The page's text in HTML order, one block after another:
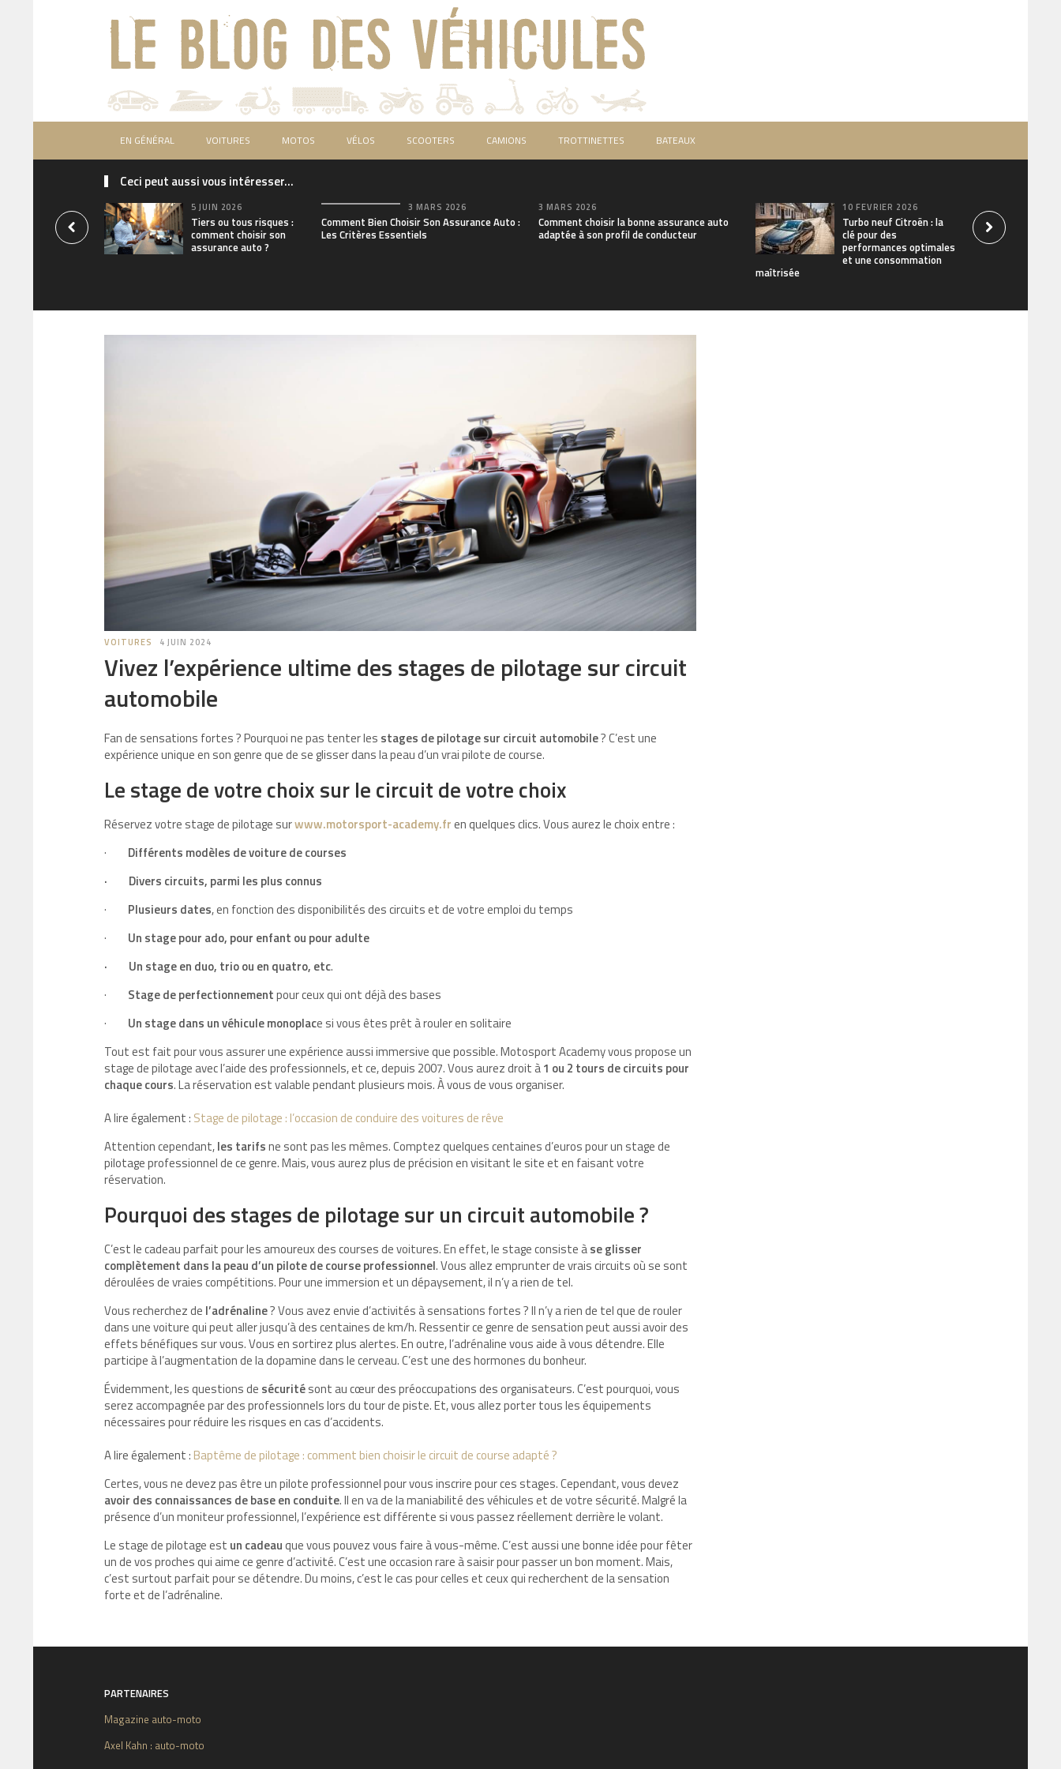
EN GÉNÉRAL VOITURES MOTOS VÉLOS SCOOTERS CAMIONS TROTTINETTES BATEAUX
Ceci peut aussi vous intéresser...
5 JUIN 2026
Tiers ou tous risques :
comment choisir son
assurance auto ?
3 MARS 2026
Comment Bien Choisir Son Assurance Auto :
Les Critères Essentiels
3 MARS 2026
Comment choisir la bonne assurance auto
adaptée à son profil de conducteur
10 FÉVRIER 2026
Turbo neuf Citroën : la
clé pour des
performances optimales
et une consommation
maîtrisée
VOITURES 4 JUIN 2024
Vivez l’expérience ultime des stages de pilotage sur circuit
automobile
Fan de sensations fortes ? Pourquoi ne pas tenter les stages de pilotage sur circuit automobile? C’est une
expérience unique en son genre que de se glisser dans la peau d’un vrai pilote de course.
Le stage de votre choix sur le circuit de votre choix
Réservez votre stage de pilotage surwww.motorsport-academy.fren quelques clics. Vous aurez le choix entre :
·
Différents modèles de voiture de courses
· Divers circuits, parmi les plus connus
· Plusieurs dates, en fonction des disponibilités des circuits et de votre emploi du temps
· Un stage pour ado, pour enfant ou pour adulte
· Un stage en duo, trio ou en quatro, etc.
·
Stage de perfectionnementpour ceux qui ont déjà des bases
·
Un stage dans un véhicule monoplace si vous êtes prêt à rouler en solitaire
Tout est fait pour vous assurer une expérience aussi immersive que possible. Motosport Academy vous propose un
stage de pilotage avec l’aide des professionnels, et ce, depuis 2007. Vous aurez droit à1 ou 2 tours de circuits pour
chaque cours. La réservation est valable pendant plusieurs mois. À vous de vous organiser.
A lire également : Stage de pilotage : l’occasion de conduire des voitures de rêve
Attention cependant,les tarifsne sont pas les mêmes. Comptez quelques centaines d’euros pour un stage de
pilotage professionnel de ce genre. Mais, vous aurez plus de précision en visitant le site et en faisant votre
réservation.
Pourquoi des stages de pilotage sur un circuit automobile ?
C’est le cadeau parfait pour les amoureux des courses de voitures. En effet, le stage consiste àse glisser
complètement dans la peau d’un pilote de course professionnel. Vous allez emprunter de vrais circuits où se sont
déroulées de vraies compétitions. Pour une immersion et un dépaysement, il n’y a rien de tel.
Vous recherchez de l’adrénaline? Vous avez envie d’activités à sensations fortes ? Il n’y a rien de tel que de rouler
dans une voiture qui peut aller jusqu’à des centaines de km/h. Ressentir ce genre de sensation peut aussi avoir des
effets bénéfiques sur vous. Vous en sortirez plus alertes. En outre, l’adrénaline vous aide à vous détendre. Elle
participe à l’augmentation de la dopamine dans le cerveau. C’est une des hormones du bonheur.
Évidemment, les questions de sécuritésont au cœur des préoccupations des organisateurs. C’est pourquoi, vous
serez accompagnée par des professionnels lors du tour de piste. Et, vous allez porter tous les équipements
nécessaires pour réduire les risques en cas d’accidents.
A lire également : Baptême de pilotage : comment bien choisir le circuit de course adapté ?
Certes, vous ne devez pas être un pilote professionnel pour vous inscrire pour ces stages. Cependant, vous devez
avoir des connaissances de base en conduite. Il en va de la maniabilité des véhicules et de votre sécurité. Malgré la
présence d’un moniteur professionnel, l’expérience est différente si vous passez réellement derrière le volant.
Le stage de pilotage est un cadeauque vous pouvez vous faire à vous-même. C’est aussi une bonne idée pour fêter
un de vos proches qui aime ce genre d’activité. C’est une occasion rare à saisir pour passer un bon moment. Mais,
c’est surtout parfait pour se détendre. Du moins, c’est le cas pour celles et ceux qui recherchent de la sensation
forte et de l’adrénaline.
PARTENAIRES
Magazine auto-moto
Axel Kahn : auto-moto